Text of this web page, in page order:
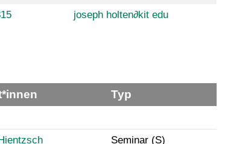
joseph holten∂kit edu
Typ
Seminar (S)